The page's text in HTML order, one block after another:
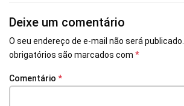
Deixe um comentário
O seu endereço de e-mail não será publicado.
obrigatórios são marcados com *
Comentário *